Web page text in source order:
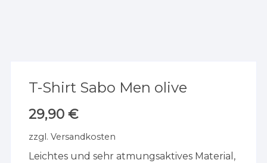
T-Shirt Sabo Men olive
29,90€
zzgl.Versandkosten
Leichtes und sehr atmungsaktives Material,